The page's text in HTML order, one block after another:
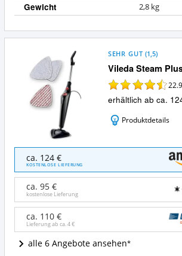
Gewicht 2,8 kg
Vileda Steam
SEHR GUT (1,5)
erhältlich ab ca.
Produktdetails
Steam
Plus
Dampfreiniger
Angebote:
Wo
dieser
Dampfbesen
erhältlich?
ca. 124 €
KOSTENLOSE LIEFERUNG
ca. 95 €
kostenlose Lieferung
ca. 110 €
Lieferung ab ca.4 €
alle 6 Angebote ansehen